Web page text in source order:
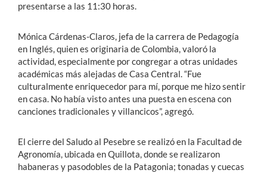
presentarse a las 11:30 horas.
Mónica Cárdenas-Claros, jefa de la carrera de Pedagogía
en Inglés, quien es originaria de Colombia, valoró la
actividad, especialmente por congregar a otras unidades
académicas más alejadas de Casa Central. “Fue
culturalmente enriquecedor para mí, porque me hizo sentir
en casa. No había visto antes una puesta en escena con
canciones tradicionales y villancicos”, agregó.
El cierre del Saludo al Pesebre se realizó en la Facultad de
Agronomía, ubicada en Quillota, donde se realizaron
habaneras y pasodobles de la Patagonia; tonadas y cuecas